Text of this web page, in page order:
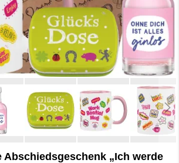
Abschiedsgeschenk „Ich werde